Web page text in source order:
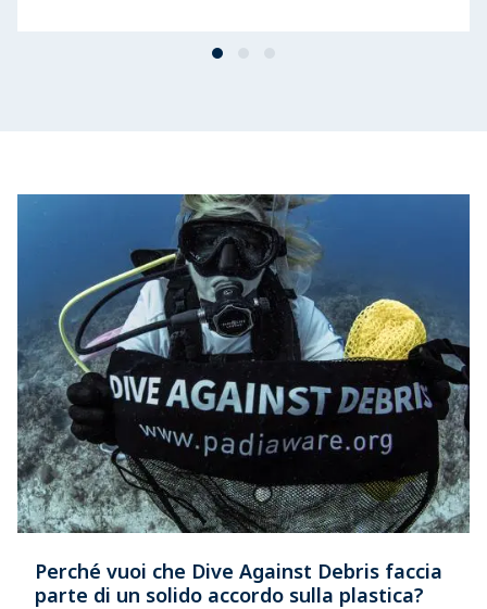
Perché vuoi che Dive Against Debris faccia
parte di un solido accordo sulla plastica?